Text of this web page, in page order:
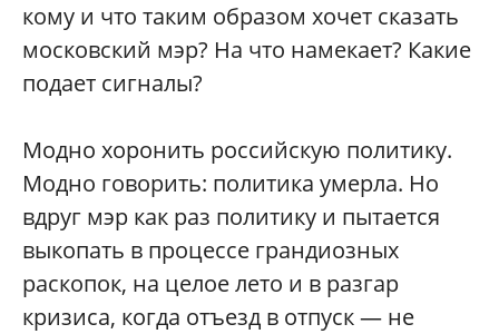
кому и что таким образом хочет сказать
московский мэр? На что намекает? Какие
подает сигналы?
Модно хоронить российскую политику.
Модно говорить: политика умерла. Но
вдруг мэр как раз политику и пытается
выкопать в процессе грандиозных
раскопок, на целое лето и в разгар
кризиса, когда отъезд в отпуск — не